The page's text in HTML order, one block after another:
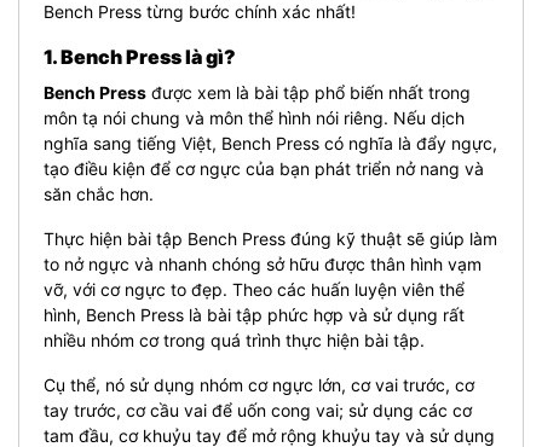
Bench Press từng bước chính xác nhất!
1. Bench Press là gì?
Bench Press được xem là bài tập phổ biến nhất trong
môn tạ nói chung và môn thể hình nói riêng. Nếu dịch
nghĩa sang tiếng Việt, Bench Press có nghĩa là đẩy ngực,
tạo điều kiện để cơ ngực của bạn phát triển nở nang và
săn chắc hơn.
Thực hiện bài tập Bench Press đúng kỹ thuật sẽ giúp làm
to nở ngực và nhanh chóng sở hữu được thân hình vạm
vỡ, với cơ ngực to đẹp. Theo các huấn luyện viên thể
hình, Bench Press là bài tập phức hợp và sử dụng rất
nhiều nhóm cơ trong quá trình thực hiện bài tập.
Cụ thể, nó sử dụng nhóm cơ ngực lớn, cơ vai trước, cơ
tay trước, cơ cầu vai để uốn cong vai; sử dụng các cơ
tam đầu, cơ khuỷu tay để mở rộng khuỷu tay và sử dụng